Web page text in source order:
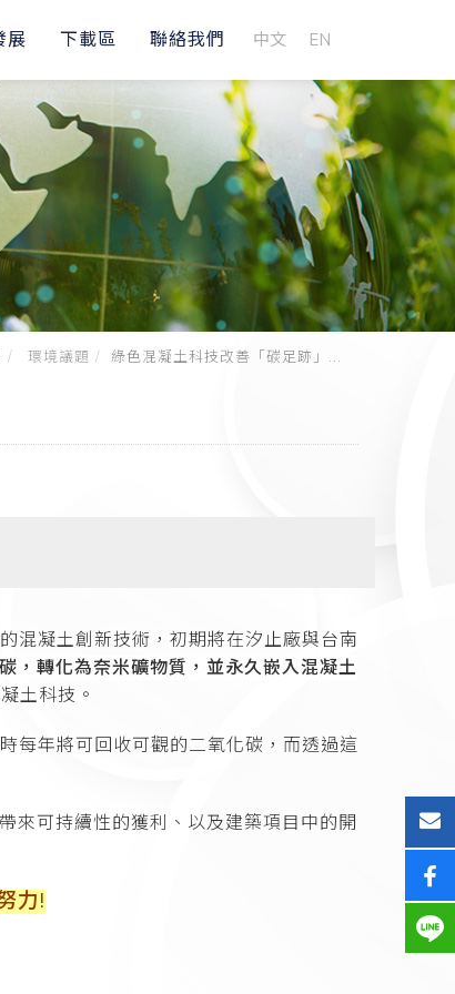
展 下載區 聯絡我們 中文 EN
環境議題 綠色混凝土科技改善「碳足跡」...
混凝土創新技術，初期將在汐止廠與台南
，轉化為奈米礦物質，並永久嵌入混凝土
土科技。
每年將可回收可觀的二氧化碳，而透過這
來可持續性的獲利、以及建築項目中的開
力!